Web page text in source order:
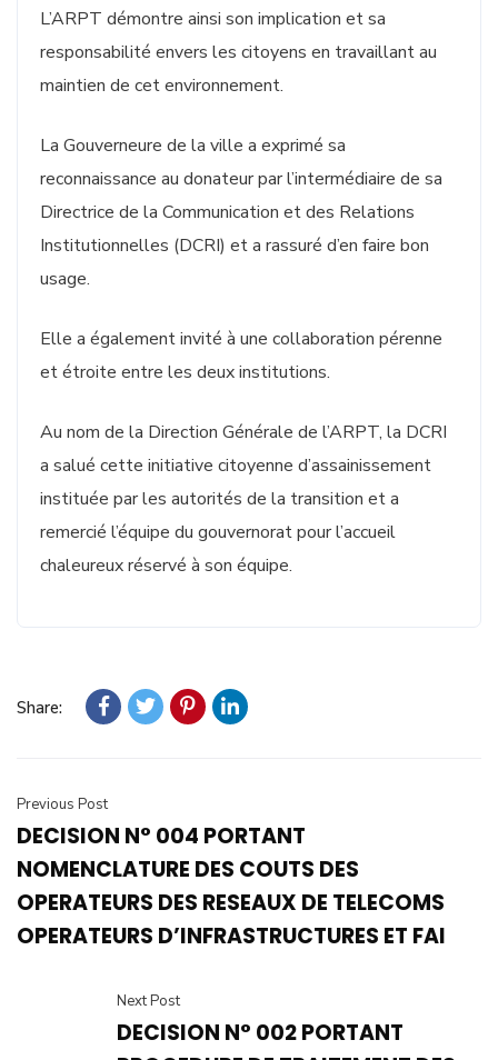
L’ARPT démontre ainsi son implication et sa
responsabilité envers les citoyens en travaillant au
maintien de cet environnement.
La Gouverneure de la ville a exprimé sa
reconnaissance au donateur par l’intermédiaire de sa
Directrice de la Communication et des Relations
Institutionnelles (DCRI) et a rassuré d’en faire bon
usage.
Elle a également invité à une collaboration pérenne
et étroite entre les deux institutions.
Au nom de la Direction Générale de l’ARPT, la DCRI
a salué cette initiative citoyenne d’assainissement
instituée par les autorités de la transition et a
remercié l’équipe du gouvernorat pour l’accueil
chaleureux réservé à son équipe.
Share:
Previous Post
DECISION N° 004 PORTANT
NOMENCLATURE DES COUTS DES
OPERATEURS DES RESEAUX DE TELECOMS
OPERATEURS D’INFRASTRUCTURES ET FAI
Next Post
DECISION N° 002 PORTANT